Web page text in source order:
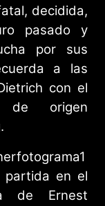
decidida,
pasado y
por sus
a las
con el
de origen
partida en el
de Ernest